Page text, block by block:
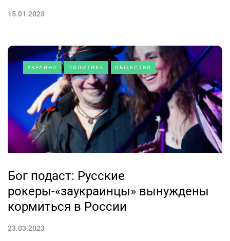
15.01.2023
УКРАИНА ПОЛИТИКА ОБЩЕСТВО
Бог подаст: Русские
рокеры-«заукраинцы» вынуждены
кормиться в России
23.03.2023